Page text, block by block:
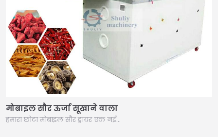
मोबाइल सौर ऊर्जा सूखाने वाला
हमारा छोटा मोबाइल सौर ड्रायर एक नई…